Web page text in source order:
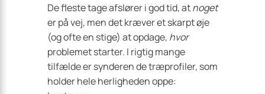
De fleste tage afslører i god tid, atnoget
er på vej, men det kræver et skarpt øje
(og ofte en stige) at opdage, hvor
problemet starter. I rigtig mange
tilfælde er synderen de træprofiler, som
holder hele herligheden oppe: